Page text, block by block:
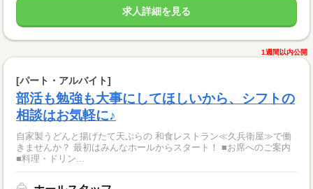
求人詳細を見る
1週間以内公開
[パート・アルバイト]
部活も勉強も大事にしてほしいから、シフトの
相談はお気軽に♪
自家製うどんと揚げたて天ぷらの 和食レストラン≪久兵衛屋≫で働
きませんか？ 最初はみんなホールからスタート！ ■お席へのご案内
■料理・ドリン...